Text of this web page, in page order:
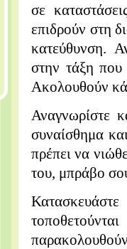
σε
επιδρούν στη
κατεύθυνση.
στην τάξη που
Ακολουθούν
Αναγνωρίστε
συναίσθημα
πρέπει να
του, μπράβο